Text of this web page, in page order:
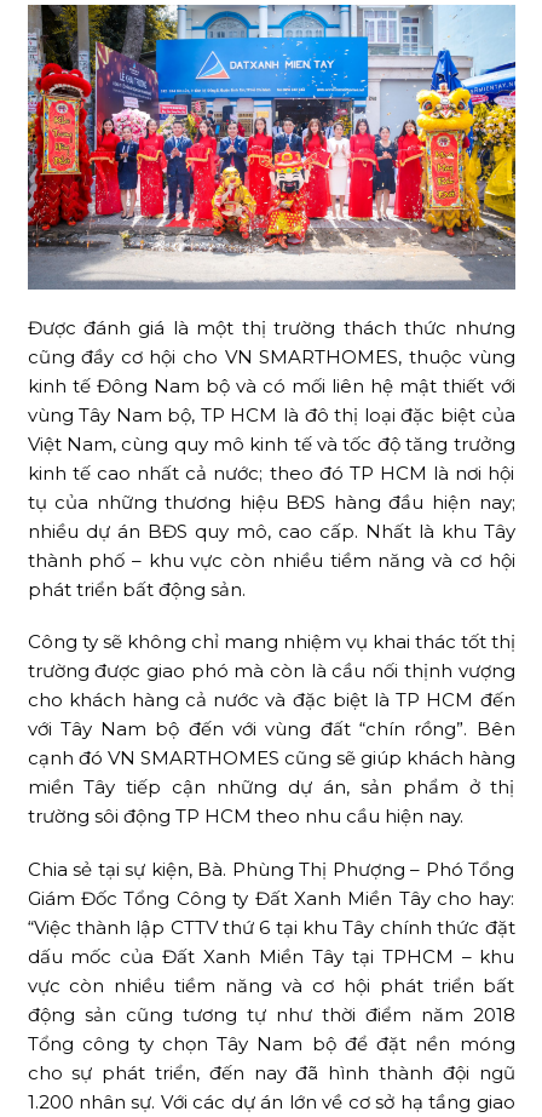
Được đánh giá là một thị trường thách thức nhưng
cũng đầy cơ hội cho VN SMARTHOMES, thuộc vùng
kinh tế Đông Nam bộ và có mối liên hệ mật thiết với
vùng Tây Nam bộ, TP HCM là đô thị loại đặc biệt của
Việt Nam, cùng quy mô kinh tế và tốc độ tăng trưởng
kinh tế cao nhất cả nước; theo đó TP HCM là nơi hội
tụ của những thương hiệu BĐS hàng đầu hiện nay;
nhiều dự án BĐS quy mô, cao cấp. Nhất là khu Tây
thành phố – khu vực còn nhiều tiềm năng và cơ hội
phát triển bất động sản.
Công ty sẽ không chỉ mang nhiệm vụ khai thác tốt thị
trường được giao phó mà còn là cầu nối thịnh vượng
cho khách hàng cả nước và đặc biệt là TP HCM đến
với Tây Nam bộ đến với vùng đất “chín rồng”. Bên
cạnh đó VN SMARTHOMES cũng sẽ giúp khách hàng
miền Tây tiếp cận những dự án, sản phẩm ở thị
trường sôi động TP HCM theo nhu cầu hiện nay.
Chia sẻ tại sự kiện, Bà. Phùng Thị Phượng – Phó Tổng
Giám Đốc Tổng Công ty Đất Xanh Miền Tây cho hay:
“Việc thành lập CTTV thứ 6 tại khu Tây chính thức đặt
dấu mốc của Đất Xanh Miền Tây tại TPHCM – khu
vực còn nhiều tiềm năng và cơ hội phát triển bất
động sản cũng tương tự như thời điểm năm 2018
Tổng công ty chọn Tây Nam bộ để đặt nền móng
cho sự phát triển, đến nay đã hình thành đội ngũ
1.200 nhân sự. Với các dự án lớn về cơ sở hạ tầng giao